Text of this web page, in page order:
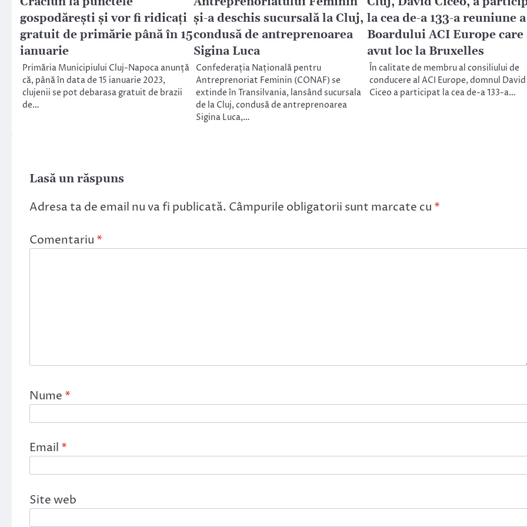
gospodărești și vor fi ridicați
gratuit de primărie până în 15
ianuarie
Primăria Municipiului Cluj-Napoca anunță
că, până în data de 15 ianuarie 2023,
clujenii se pot debarasa gratuit de brazii
de…
și-a deschis sucursală la Cluj,
condusă de antreprenoarea
Sigina Luca
Confederația Națională pentru
Antreprenoriat Feminin (CONAF) se
extinde în Transilvania, lansând sucursala
de la Cluj, condusă de antreprenoarea
Sigina Luca,…
la cea de-a 133-a reuniune a
Boardului ACI Europe care
avut loc la Bruxelles
În calitate de membru al consiliului de
conducere al ACI Europe, domnul David
Ciceo a participat la cea de-a 133-a…
Lasă un răspuns
Adresa ta de email nu va fi publicată. Câmpurile obligatorii sunt marcate cu *
Comentariu *
Nume *
Email *
Site web